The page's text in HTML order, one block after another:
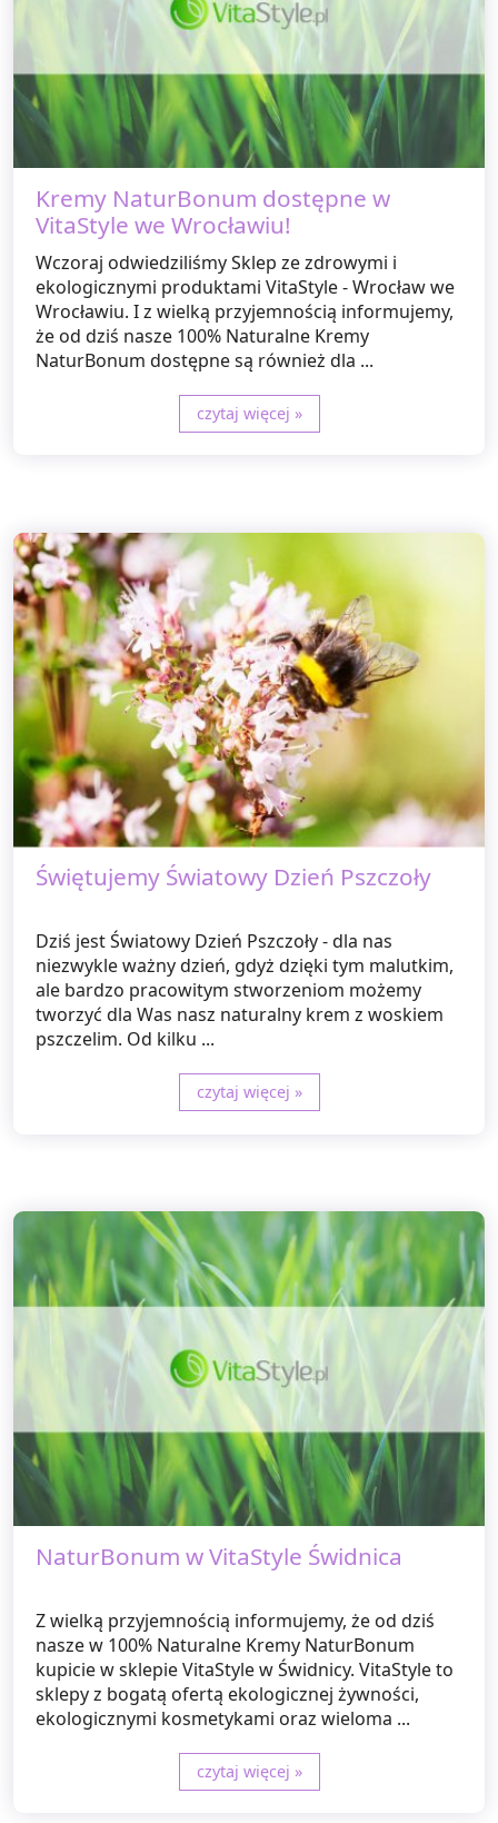
Kremy NaturBonum dostępne w
VitaStyle we Wrocławiu!
Wczoraj odwiedziliśmy Sklep ze zdrowymi i
ekologicznymi produktami VitaStyle - Wrocław we
Wrocławiu. I z wielką przyjemnością informujemy,
że od dziś nasze 100% Naturalne Kremy
NaturBonum dostępne są również dla ...
czytaj więcej »
Świętujemy Światowy Dzień Pszczoły
Dziś jest Światowy Dzień Pszczoły - dla nas
niezwykle ważny dzień, gdyż dzięki tym malutkim,
ale bardzo pracowitym stworzeniom możemy
tworzyć dla Was nasz naturalny krem z woskiem
pszczelim. Od kilku ...
czytaj więcej »
NaturBonum w VitaStyle Świdnica
Z wielką przyjemnością informujemy, że od dziś
nasze w 100% Naturalne Kremy NaturBonum
kupicie w sklepie VitaStyle w Świdnicy. VitaStyle to
sklepy z bogatą ofertą ekologicznej żywności,
ekologicznymi kosmetykami oraz wieloma ...
czytaj więcej »